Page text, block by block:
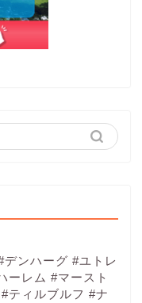
デンハーグ #ユトレ
ーレム #マースト
#ティルブルフ #ナ